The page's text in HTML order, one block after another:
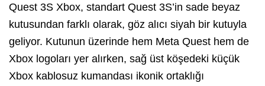
Quest 3S Xbox, standart Quest 3S’in sade beyaz
kutusundan farklı olarak, göz alıcı siyah bir kutuyla
geliyor. Kutunun üzerinde hem Meta Quest hem de
Xbox logoları yer alırken, sağ üst köşedeki küçük
Xbox kablosuz kumandası ikonik ortaklığı